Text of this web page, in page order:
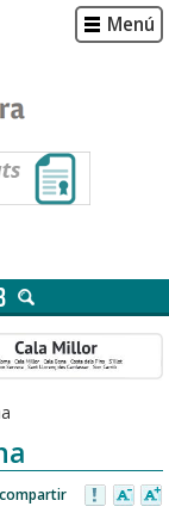
Menú
compartir